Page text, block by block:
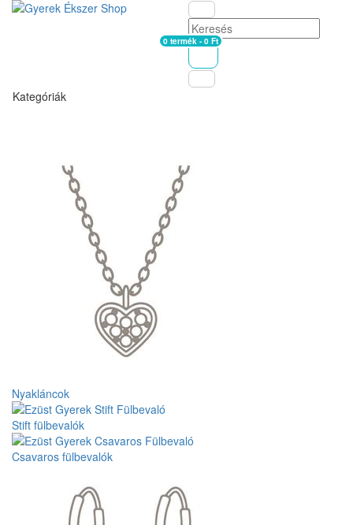
Kosár
0 termék - 0 Ft
Kategóriák
Nyakláncok
Stift fülbevalók
Csavaros fülbevalók